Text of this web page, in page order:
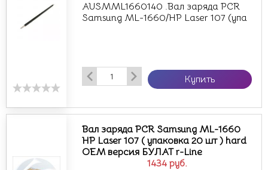
AUSMML1660140 .Вал заряда PCR
Samsung ML-1660/HP Laser 107 (упа
Купить
1434 руб.
Вал заряда PCR Samsung ML-1660
HP Laser 107 ( упаковка 20 шт ) hard
OEM версия БУЛАТ r-Line